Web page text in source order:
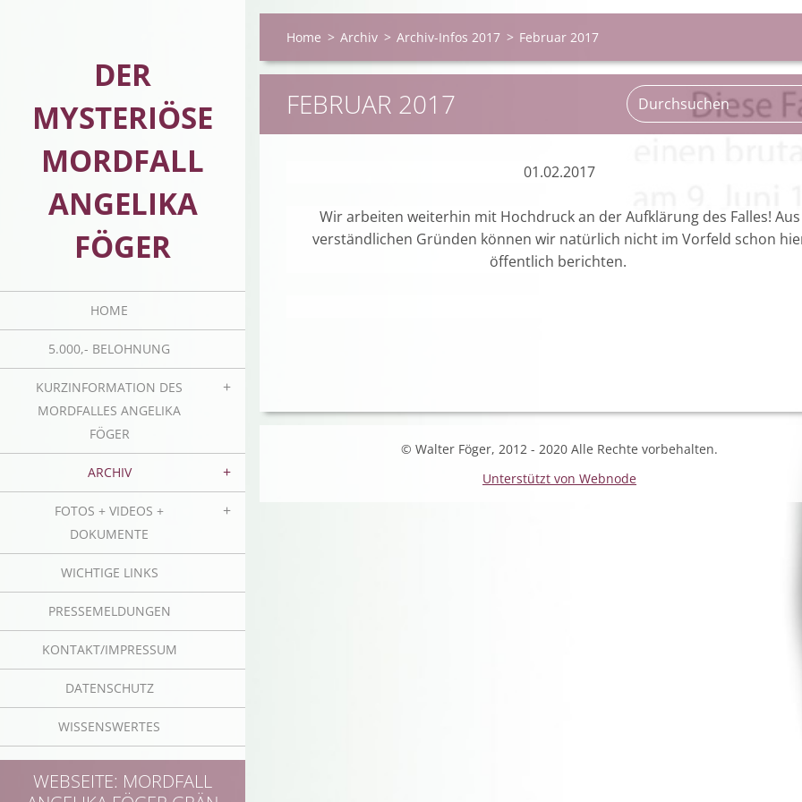
DER
MYSTERIÖSE
MORDFALL
ANGELIKA
FÖGER
HOME
5.000,- BELOHNUNG
KURZINFORMATION DES
MORDFALLES ANGELIKA
FÖGER
ARCHIV
FOTOS + VIDEOS +
DOKUMENTE
WICHTIGE LINKS
PRESSEMELDUNGEN
KONTAKT/IMPRESSUM
DATENSCHUTZ
WISSENSWERTES
WEBSEITE: MORDFALL
Home > Archiv > Archiv-Infos 2017 > Februar 2017
FEBRUAR 2017
01.02.2017
Wir arbeiten weiterhin mit Hochdruck an der Aufklärung des Falles! Aus
verständlichen Gründen können wir natürlich nicht im Vorfeld schon
öffentlich berichten.
© Walter Föger, 2012 - 2020 Alle Rechte vorbehalten.
Unterstützt von Webnode